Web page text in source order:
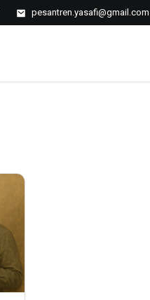
pesantren.yasafi@gmail.com